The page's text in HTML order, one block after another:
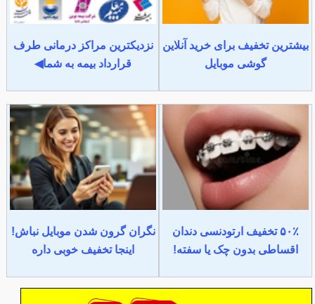
بیشترین تخفیف برای خرید آنلاین
گوشی موبایل
نزدیکترین مراکز درمانی طرف
قرارداد بیمه به شما◀
۵۰٪ تخفیف ارتودنسی دندان
اقساطی بدون چک یا سفته!
نگران گرون شدن موبایل نباش!
اینجا تخفیف خوبی داره